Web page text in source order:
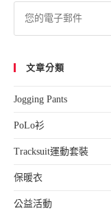
文章分類
Jogging Pants
PoLo衫
Tracksuit運動套裝
保暖衣
公益活動